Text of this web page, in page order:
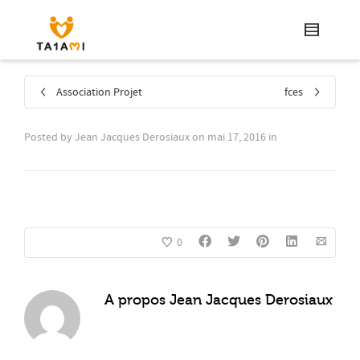
Association Projet fces
Posted by Jean Jacques Derosiauxon mai 17, 2016 in
0
A propos Jean Jacques Derosiaux